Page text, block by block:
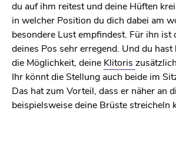
du auf ihm reitest und deine Hüften
in welcher Position du dich dabei am
besondere Lust empfindest. Für ihn ist
deines Pos sehr erregend. Und du hast
die Möglichkeit, deine Klitoris
Ihr könnt die Stellung auch beide im
Das hat zum Vorteil, dass er näher an
beispielsweise deine Brüste streicheln